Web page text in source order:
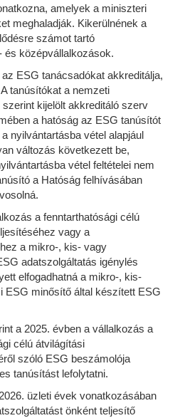
amelyek a miniszteri
meghaladják. Kikerülnének a
számot tartó
és középvállalkozások.
ESG tanácsadókat akkreditálja,
tanúsítókat a nemzeti
kijelölt akkreditáló szerv
a hatóság az ESG tanúsítót
nyilvántartásba vétel alapjául
változás következett be,
vétel feltételei nem
a Hatóság felhívásában
a fenntarthatósági célú
vagy a
a mikro-, kis- vagy
adatszolgáltatás igénylés
elfogadhatná a mikro-, kis-
ESG minősítő által készített ESG
a 2025. évben a vállalkozás a
célú átvilágítási
szóló ESG beszámolója
tanúsítást lefolytatni.
üzleti évek vonatkozásában
önként teljesítő